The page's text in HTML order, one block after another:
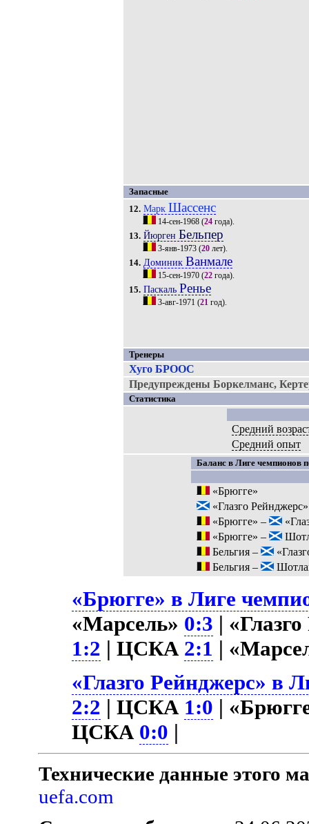
Запасные
12. Марк Шассенс
14-сен-1968(24года).
13. Йюрген Бельпер
3-янв-1973(20лет).
14. Доминик Ванмале
15-сен-1970(22года).
15. Паскаль Ренье
3-авг-1971 (21год).
Тренеры
Хуго БРООС
Предупреждены Боркелманс,
Статистика
Средний
Средний опыт
Баланс в Лиге чемпионов
«Брюгге»
«Глазго Рейнджерс»
«Брюгге» –
«Брюгге» –
Бельгия –
Бельгия –
«Брюгге» в Лиге
«Марсель» 0:3 |
1:2 | ЦСКА 2:1 |
«Глазго Рейнджерс» в
2:2 | ЦСКА 1:0 |
ЦСКА 0:0 |
Технические данные этого
uefa.com